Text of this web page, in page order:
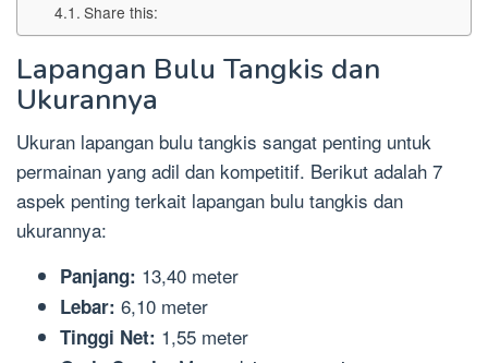
Share this:
Lapangan Bulu Tangkis dan
Ukurannya
Ukuran lapangan bulu tangkis sangat penting untuk
permainan yang adil dan kompetitif. Berikut adalah 7
aspek penting terkait lapangan bulu tangkis dan
ukurannya:
Panjang: 13,40 meter
Lebar: 6,10 meter
Tinggi Net: 1,55 meter